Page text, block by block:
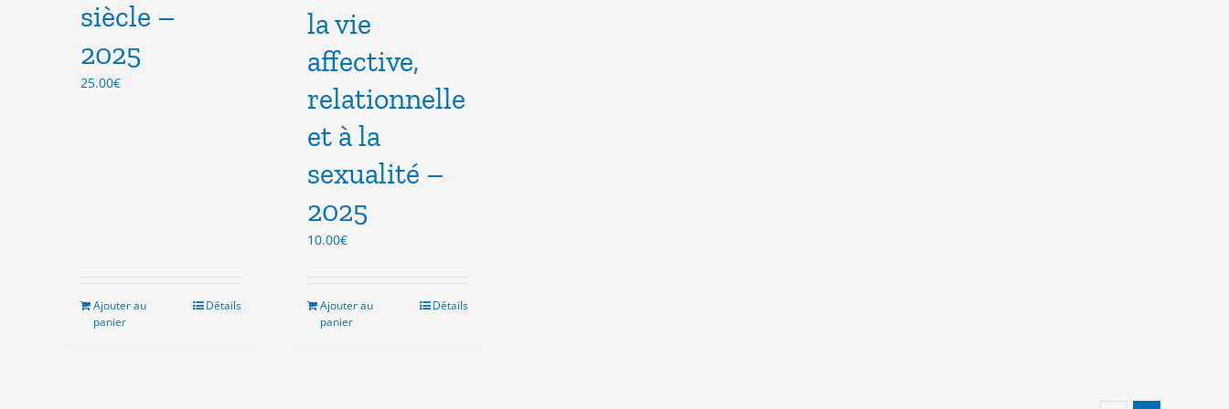
siècle –
2025
25.00€
Ajouter au
panier
Détails
la vie
affective,
relationnelle
et à la
sexualité –
2025
10.00€
Ajouter au
panier
Détails